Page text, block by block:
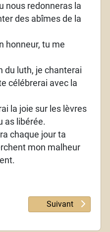
nous redonneras la
des abîmes de la
honneur, tu me
du luth, je chanterai
célébrerai avec la
la joie sur les lèvres
as libérée.
chaque jour ta
mon malheur
70 Article suivant :
Suivant